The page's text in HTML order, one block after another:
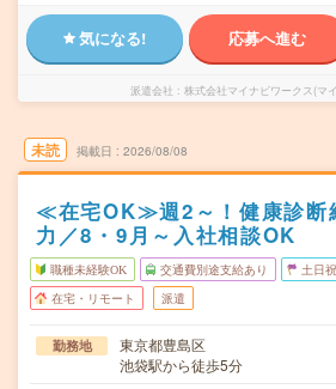
気になる! 応募へ進む
派遣会社 株式会社マイナビワークス(マ
未読 掲載日 2026/08/08
≪在宅OK≫週2～！健康診断
力／8・9月～入社相談OK
職種未経験OK 交通費別途支給あり 土日
在宅・リモート 派遣
勤務地
東京都豊島区
池袋駅から徒歩5分